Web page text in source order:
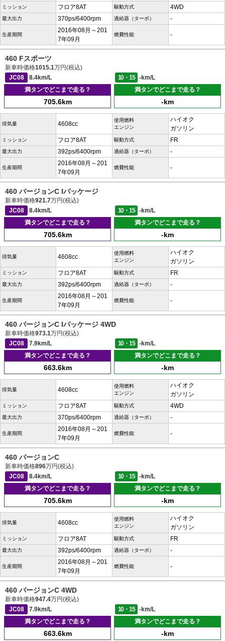
ミッション フロア8AT 駆動方式 4WD
最大出力 370ps/6400rpm 過給器（ターボ） -
生産期間
2016年08月～201
7年09月
燃費性能 -
460 Fスポーツ
新車時価格1015.1万円(税込)
JC08
8.4km/L 10・15
-km/L
満タンでどこまで走る？
705.6km
満タンでどこまで走る？
-km
排気量 4608cc
使用燃料
エンジン
ハイオク
ガソリン
ミッション フロア8AT 駆動方式 FR
最大出力 392ps/6400rpm 過給器（ターボ） -
生産期間
2016年08月～201
7年09月
燃費性能 -
460 バージョンC Iパッケージ
新車時価格921.7万円(税込)
JC08
8.4km/L 10・15
-km/L
満タンでどこまで走る？
705.6km
満タンでどこまで走る？
-km
排気量 4608cc
使用燃料
エンジン
ハイオク
ガソリン
ミッション フロア8AT 駆動方式 FR
最大出力 392ps/6400rpm 過給器（ターボ） -
生産期間
2016年08月～201
7年09月
燃費性能 -
460 バージョンC Iパッケージ 4WD
新車時価格973.1万円(税込)
JC08
7.9km/L 10・15
-km/L
満タンでどこまで走る？
663.6km
満タンでどこまで走る？
-km
排気量 4608cc
使用燃料
エンジン
ハイオク
ガソリン
ミッション フロア8AT 駆動方式 4WD
最大出力 370ps/6400rpm 過給器（ターボ） -
生産期間
2016年08月～201
7年09月
燃費性能 -
460 バージョンC
新車時価格896万円(税込)
JC08
8.4km/L 10・15
-km/L
満タンでどこまで走る？
705.6km
満タンでどこまで走る？
-km
排気量 4608cc
使用燃料
エンジン
ハイオク
ガソリン
ミッション フロア8AT 駆動方式 FR
最大出力 392ps/6400rpm 過給器（ターボ） -
生産期間
2016年08月～201
7年09月
燃費性能 -
460 バージョンC 4WD
新車時価格947.4万円(税込)
JC08
7.9km/L 10・15
-km/L
満タンでどこまで走る？
663.6km
満タンでどこまで走る？
-km